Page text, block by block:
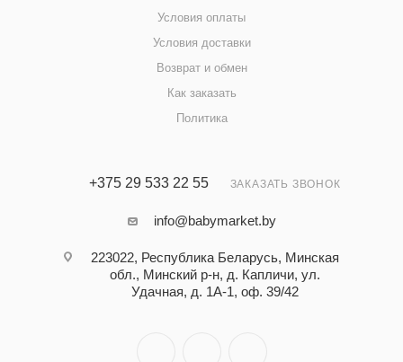
Условия оплаты
Условия доставки
Возврат и обмен
Как заказать
Политика
+375 29 533 22 55 ЗАКАЗАТЬ ЗВОНОК
info@babymarket.by
223022, Республика Беларусь, Минская
обл., Минский р-н, д. Капличи, ул.
Удачная, д. 1А-1, оф. 39/42